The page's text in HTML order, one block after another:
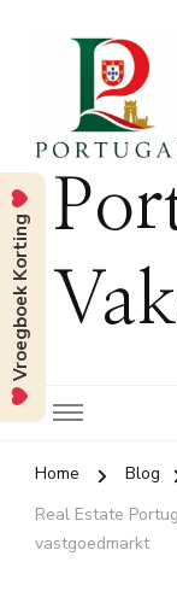
Home Blog
Real Estate
vastgoedmarkt
Vroegboek Korting